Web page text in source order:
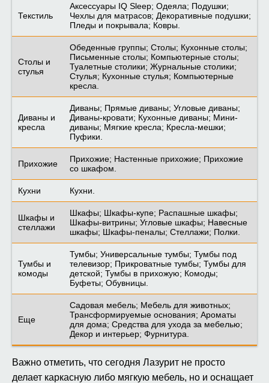
Текстиль
Аксессуары IQ Sleep; Одеяла; Подушки;
Чехлы для матрасов; Декоративные подушки;
Пледы и покрывала; Ковры.
Столы и
стулья
Обеденные группы; Столы; Кухонные столы;
Письменные столы; Компьютерные столы;
Туалетные столики; Журнальные столики;
Стулья; Кухонные стулья; Компьютерные
кресла.
Диваны и
кресла
Диваны; Прямые диваны; Угловые диваны;
Диваны-кровати; Кухонные диваны; Мини-
диваны; Мягкие кресла; Кресла-мешки;
Пуфики.
Прихожие
Прихожие; Настенные прихожие; Прихожие
со шкафом.
Кухни Кухни.
Шкафы и
стеллажи
Шкафы; Шкафы-купе; Распашные шкафы;
Шкафы-витрины; Угловые шкафы; Навесные
шкафы; Шкафы-пеналы; Стеллажи; Полки.
Тумбы и
комоды
Тумбы; Универсальные тумбы; Тумбы под
телевизор; Прикроватные тумбы; Тумбы для
детской; Тумбы в прихожую; Комоды;
Буфеты; Обувницы.
Еще
Садовая мебель; Мебель для животных;
Трансформируемые основания; Ароматы
для дома; Средства для ухода за мебелью;
Декор и интерьер; Фурнитура.
Важно отметить, что сегодня Лазурит не просто
делает каркасную либо мягкую мебель, но и оснащает